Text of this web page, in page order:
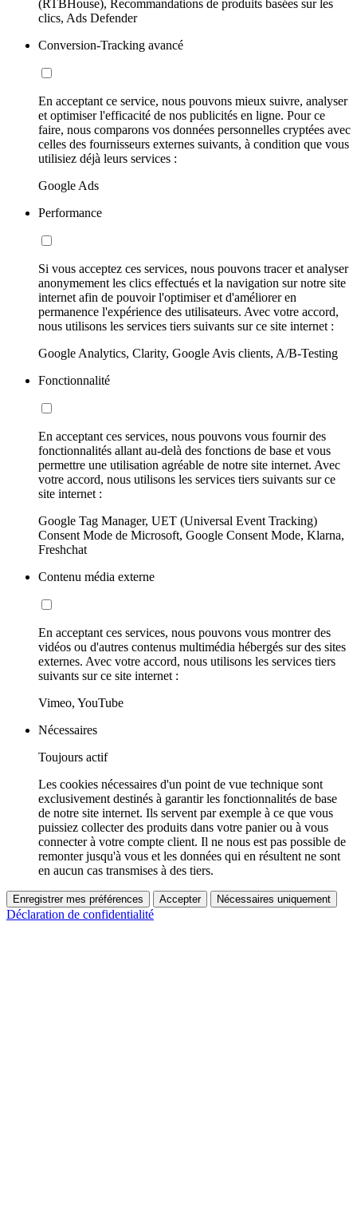
(RTBHouse), Recommandations de produits basées sur les
clics, Ads Defender
Conversion-Tracking avancé
En acceptant ce service, nous pouvons mieux suivre, analyser
et optimiser l'efficacité de nos publicités en ligne. Pour ce
faire, nous comparons vos données personnelles cryptées avec
celles des fournisseurs externes suivants, à condition que vous
utilisiez déjà leurs services :
Google Ads
Performance
Si vous acceptez ces services, nous pouvons tracer et analyser
anonymement les clics effectués et la navigation sur notre site
internet afin de pouvoir l'optimiser et d'améliorer en
permanence l'expérience des utilisateurs. Avec votre accord,
nous utilisons les services tiers suivants sur ce site internet :
Google Analytics, Clarity, Google Avis clients, A/B-Testing
Fonctionnalité
En acceptant ces services, nous pouvons vous fournir des
fonctionnalités allant au-delà des fonctions de base et vous
permettre une utilisation agréable de notre site internet. Avec
votre accord, nous utilisons les services tiers suivants sur ce
site internet :
Google Tag Manager, UET (Universal Event Tracking)
Consent Mode de Microsoft, Google Consent Mode, Klarna,
Freshchat
Contenu média externe
En acceptant ces services, nous pouvons vous montrer des
vidéos ou d'autres contenus multimédia hébergés sur des sites
externes. Avec votre accord, nous utilisons les services tiers
suivants sur ce site internet :
Vimeo, YouTube
Nécessaires
Toujours actif
Les cookies nécessaires d'un point de vue technique sont
exclusivement destinés à garantir les fonctionnalités de base
de notre site internet. Ils servent par exemple à ce que vous
puissiez collecter des produits dans votre panier ou à vous
connecter à votre compte client. Il ne nous est pas possible de
remonter jusqu'à vous et les données qui en résultent ne sont
en aucun cas transmises à des tiers.
Enregistrer mes préférences Accepter Nécessaires uniquement
Déclaration de confidentialité